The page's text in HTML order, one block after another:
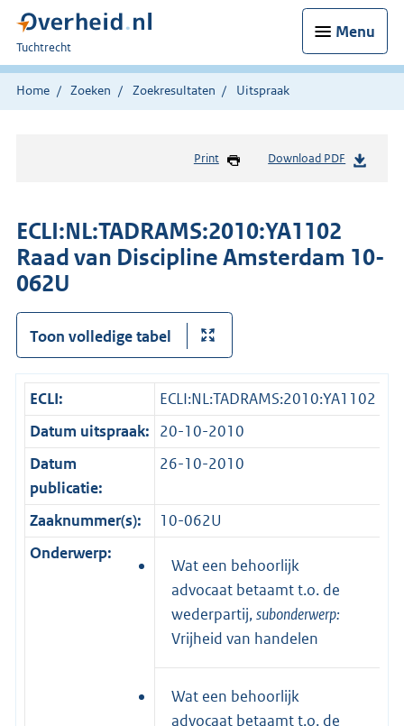
Menu
U
bent
hier:
Tuchtrecht
Home Zoeken Zoekresultaten Uitspraak
Print Download PDF
ECLI:NL:TADRAMS:2010:YA1102
Raad van Discipline Amsterdam 10-
062U
Toon volledige tabel
ECLI:
ECLI:NL:TADRAMS:2010:YA1102
Datum uitspraak: 20-10-2010
Datum
publicatie:
26-10-2010
Zaaknummer(s):
10-062U
Onderwerp:
Wat een behoorlijk
advocaat betaamt t.o. de
wederpartij,subonderwerp:
Vrijheid van handelen
Wat een behoorlijk
advocaat betaamt t.o. de